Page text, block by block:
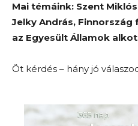
Mai témáink: Szent
Jelky András,
az Egyesült Államok
Öt kérdés – hány jó